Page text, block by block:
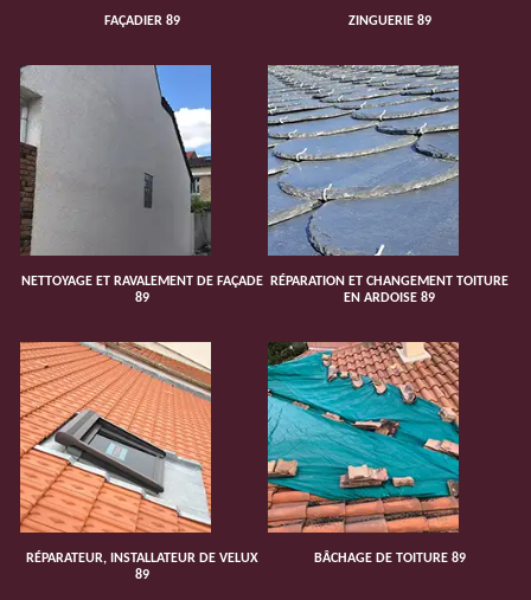
FAÇADIER 89 ZINGUERIE 89
NETTOYAGE ET RAVALEMENT DE FAÇADE
89
RÉPARATION ET CHANGEMENT TOITURE
EN ARDOISE 89
RÉPARATEUR, INSTALLATEUR DE VELUX
89
BÂCHAGE DE TOITURE 89